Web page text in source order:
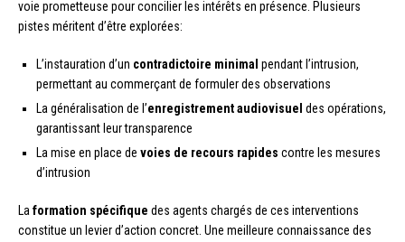
voie prometteuse pour concilier les intérêts en présence. Plusieurs
pistes méritent d’être explorées:
L’instauration d’un contradictoire minimal pendant l’intrusion,
permettant au commerçant de formuler des observations
La généralisation de l’enregistrement audiovisuel des opérations,
garantissant leur transparence
La mise en place de voies de recours rapides contre les mesures
d’intrusion
Laformation spécifique des agents chargés de ces interventions
constitue un levier d’action concret. Une meilleure connaissance des